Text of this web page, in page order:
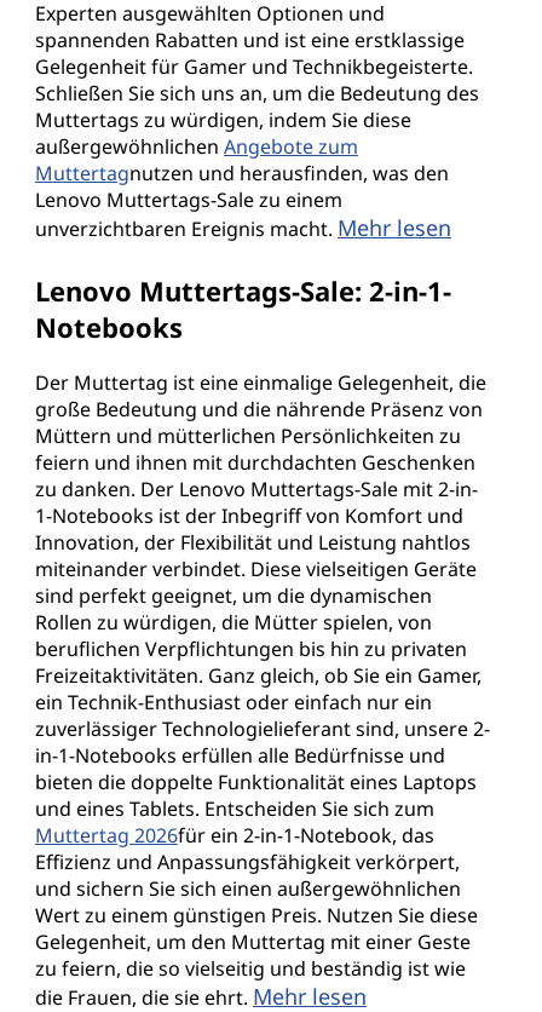
Experten ausgewählten Optionen und
spannenden Rabatten und ist eine erstklassige
Gelegenheit für Gamer und Technikbegeisterte.
Schließen Sie sich uns an, um die Bedeutung des
Muttertags zu würdigen, indem Sie diese
außergewöhnlichen Angebote zum
Muttertagnutzen und herausfinden, was den
Lenovo Muttertags-Sale zu einem
unverzichtbaren Ereignis macht. Mehr lesen
Lenovo Muttertags-Sale: 2-in-1-
Notebooks
Der Muttertag ist eine einmalige Gelegenheit, die
große Bedeutung und die nährende Präsenz von
Müttern und mütterlichen Persönlichkeiten zu
feiern und ihnen mit durchdachten Geschenken
zu danken. Der Lenovo Muttertags-Sale mit 2-in-
1-Notebooks ist der Inbegriff von Komfort und
Innovation, der Flexibilität und Leistung nahtlos
miteinander verbindet. Diese vielseitigen Geräte
sind perfekt geeignet, um die dynamischen
Rollen zu würdigen, die Mütter spielen, von
beruflichen Verpflichtungen bis hin zu privaten
Freizeitaktivitäten. Ganz gleich, ob Sie ein Gamer,
ein Technik-Enthusiast oder einfach nur ein
zuverlässiger Technologielieferant sind, unsere 2-
in-1-Notebooks erfüllen alle Bedürfnisse und
bieten die doppelte Funktionalität eines Laptops
und eines Tablets. Entscheiden Sie sich zum
Muttertag 2026für ein 2-in-1-Notebook, das
Effizienz und Anpassungsfähigkeit verkörpert,
und sichern Sie sich einen außergewöhnlichen
Wert zu einem günstigen Preis. Nutzen Sie diese
Gelegenheit, um den Muttertag mit einer Geste
zu feiern, die so vielseitig und beständig ist wie
die Frauen, die sie ehrt. Mehr lesen